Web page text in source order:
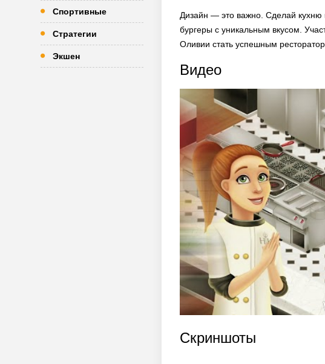
Спортивные
Стратегии
Экшен
Дизайн — это важно. Сделай кухню
бургеры с уникальным вкусом.
Оливии стать успешным
Видео
Скриншоты